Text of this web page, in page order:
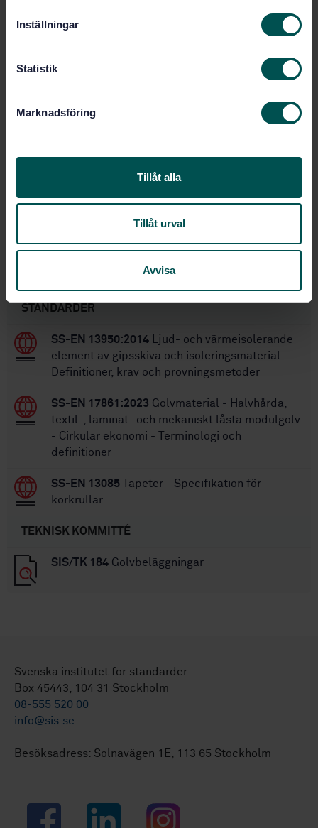
Inställningar
Statistik
Marknadsföring
Tillåt alla
Tillåt urval
Avvisa
Framtagen av:
Halvhårda, textila- och
Internationell titel:
Resilient floor coverings
- Heterogeneous poly(vinyl chloride)
11638:2020, including corrected version
Artikelnummer:STD-80036898
Antal sidor:20
SS-EN 651:2011
STANDARDER
SS-EN 13950:2014 Ljud- och värmeisolerande
element av gipsskiva och isoleringsmaterial -
Definitioner, krav och provningsmetoder
SS-EN 17861:2023 Golvmaterial - Halvhårda,
textil-, laminat- och mekaniskt låsta modulgolv
- Cirkulär ekonomi - Terminologi och
definitioner
SS-EN 13085 Tapeter - Specifikation för
korkrullar
TEKNISK KOMMITTÉ
SIS/TK 184 Golvbeläggningar
Svenska institutet för standarder
Box 45443, 104 31 Stockholm
08-555 520 00
info@sis.se
Besöksadress: Solnavägen 1E, 113 65 Stockholm
Facebook LinkedIn Instagram